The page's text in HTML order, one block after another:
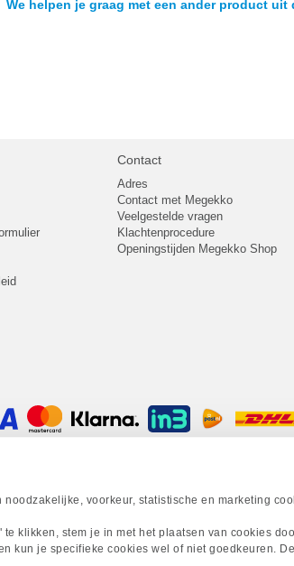
noodzakelijke, voorkeur, statistische en marketing
te klikken, stem je in met het plaatsen van cookies
kun je specifieke cookies wel of niet goedkeuren.
We helpen je graag met een ander product
Contact
Adres
Contact met Megekko
Veelgestelde vragen
Klachtenprocedure
Openingstijden Megekko Shop